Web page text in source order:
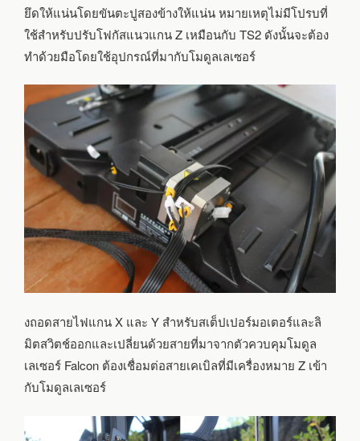
ยึดให้แน่นโดยขันตะปูสองข้างให้แน่น หมายเหตุไม่มีโปรบที่
ใช้สำหรับปรับโฟกัสแนวแกน Z เหมือนกับ TS2 ดังนั้นจะต้อง
ทำด้วยมือโดยใช้อุปกรณ์ที่มากับโมดูลเลเซอร์
งถอดสายไฟแกน X และ Y สำหรับสเต็ปเปอร์มอเตอร์และลิ
มิตสวิตช์ออกและเปลี่ยนด้วยสายที่มาจากตัวควบคุมโมดูล
เลเซอร์ Falcon ต้องเชื่อมต่อสายเคเบิลที่มีเครื่องหมาย Z เข้า
กับโมดูลเลเซอร์